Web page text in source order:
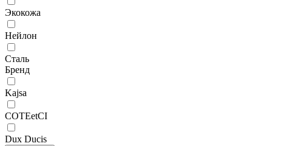
Экокожа
Нейлон
Сталь
Бренд
Kajsa
COTEetCI
Dux Ducis